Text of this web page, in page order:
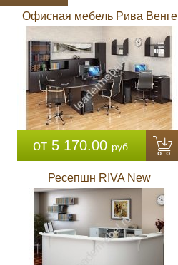
Офисная мебель Рива Венге
от 5 170.00 руб.
Ресепшн RIVA New